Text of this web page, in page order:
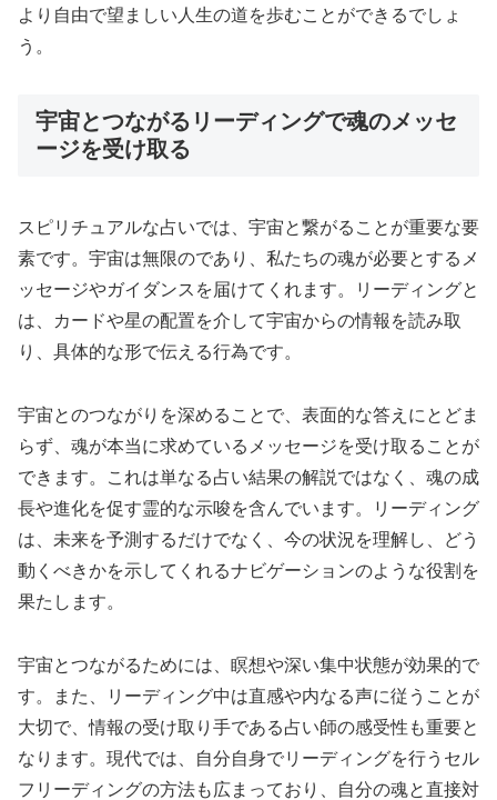
より自由で望ましい人生の道を歩むことができるでしょ
う。
宇宙とつながるリーディングで魂のメッセ
ージを受け取る
スピリチュアルな占いでは、宇宙と繋がることが重要な要
素です。宇宙は無限のであり、私たちの魂が必要とするメ
ッセージやガイダンスを届けてくれます。リーディングと
は、カードや星の配置を介して宇宙からの情報を読み取
り、具体的な形で伝える行為です。
宇宙とのつながりを深めることで、表面的な答えにとどま
らず、魂が本当に求めているメッセージを受け取ることが
できます。これは単なる占い結果の解説ではなく、魂の成
長や進化を促す霊的な示唆を含んでいます。リーディング
は、未来を予測するだけでなく、今の状況を理解し、どう
動くべきかを示してくれるナビゲーションのような役割を
果たします。
宇宙とつながるためには、瞑想や深い集中状態が効果的で
す。また、リーディング中は直感や内なる声に従うことが
大切で、情報の受け取り手である占い師の感受性も重要と
なります。現代では、自分自身でリーディングを行うセル
フリーディングの方法も広まっており、自分の魂と直接対